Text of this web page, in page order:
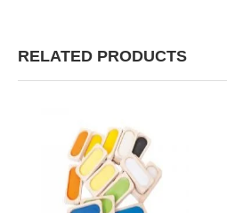
RELATED PRODUCTS